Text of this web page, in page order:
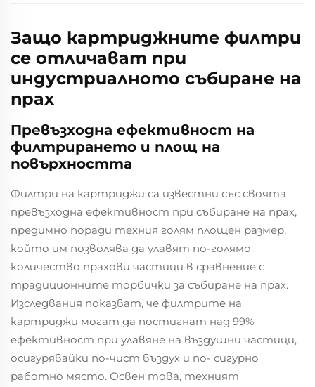
Защо картриджните филтри
се отличават при
индустриалното събиране на
прах
Превъзходна ефективност на
филтрирането и площ на
повърхността
Филтри на картриджи са известни със своята
превъзходна ефективност при събиране на прах,
предимно поради техния голям площен размер,
който им позволява да улавят по-голямо
количество прахови частици в сравнение с
традиционните торбички за събиране на прах.
Изследвания показват, че филтрите на
картриджи могат да постигнат над 99%
ефективност при улавяне на въздушни частици,
осигурявайки по-чист въздух и по- сигурно
работно място. Освен това, техният